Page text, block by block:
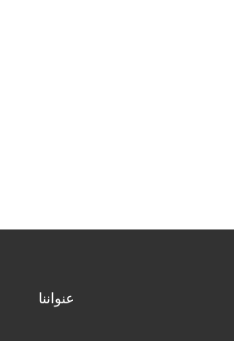
عنواننا